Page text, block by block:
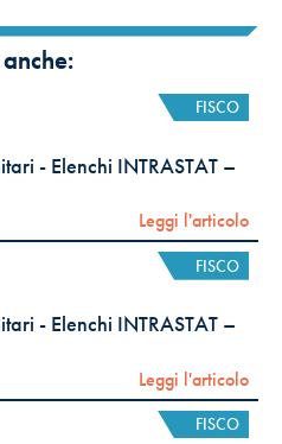
FISCO
- Elenchi INTRASTAT –
Leggi l'articolo
FISCO
- Elenchi INTRASTAT –
Leggi l'articolo
FISCO